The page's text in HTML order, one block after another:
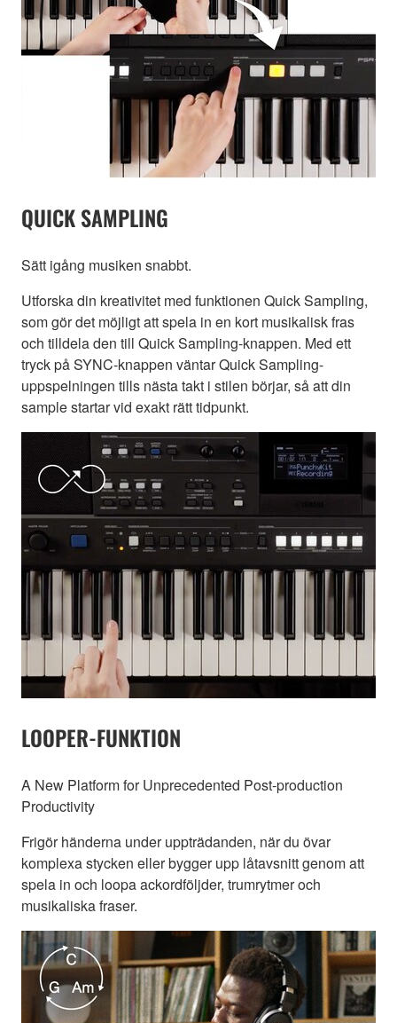
QUICK SAMPLING
Sätt igång musiken snabbt.
Utforska din kreativitet med funktionen Quick Sampling,
som gör det möjligt att spela in en kort musikalisk fras
och tilldela den till Quick Sampling-knappen. Med ett
tryck på SYNC-knappen väntar Quick Sampling-
uppspelningen tills nästa takt i stilen börjar, så att din
sample startar vid exakt rätt tidpunkt.
LOOPER-FUNKTION
A New Platform for Unprecedented Post-production
Productivity
Frigör händerna under uppträdanden, när du övar
komplexa stycken eller bygger upp låtavsnitt genom att
spela in och loopa ackordföljder, trumrytmer och
musikaliska fraser.